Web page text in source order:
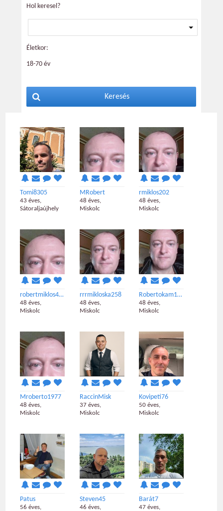
Hol keresel?
Életkor:
18-70 év
Keresés
Tomi8305
43 éves,
Sátoraljaújhely
MRobert
48 éves,
Miskolc
rmiklos202
48 éves,
Miskolc
robertmiklos400
48 éves,
Miskolc
rrrmikloska258
48 éves,
Miskolc
Robertokam1977
48 éves,
Miskolc
Mroberto1977
48 éves,
Miskolc
RaccinMisk
37 éves,
Miskolc
Kovipeti76
50 éves,
Miskolc
Patus
56 éves,
Steven45
46 éves,
Barát7
47 éves,